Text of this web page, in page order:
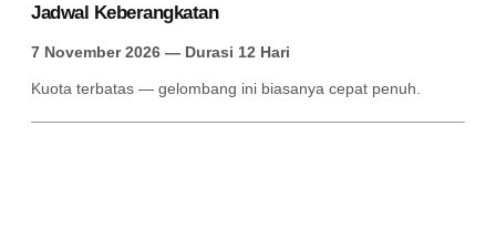
Jadwal Keberangkatan
7 November 2026 — Durasi 12 Hari
Kuota terbatas — gelombang ini biasanya cepat penuh.